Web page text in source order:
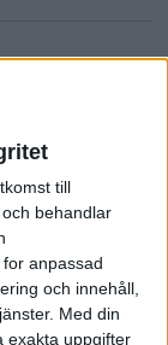
till
behandlar
anpassad
och innehåll,
Med din
exakta uppgifter